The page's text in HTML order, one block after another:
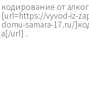
кодирование от
[url=https://vyvod-iz-
domu-samara-17.ru/
url] .